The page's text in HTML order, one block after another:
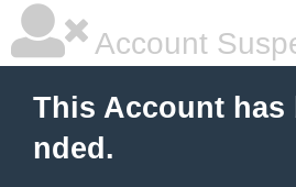
Account
This Account has
nded.